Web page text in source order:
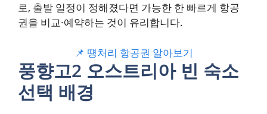
로, 출발 일정이 정해졌다면 가능한 한 빠르게 항공
권을 비교·예약하는 것이 유리합니다.
📌 떙처리 항공권 알아보기
풍향고2 오스트리아 빈 숙소
선택 배경